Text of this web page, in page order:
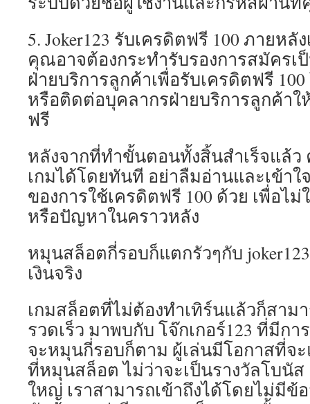
5. Joker123 รับเครดิตฟรี 100 ภายหลั
คุณอาจต้องกระทำรับรองการสมัคร
ฝ่ายบริการลูกค้าเพื่อรับเครดิตฟรี
หรือติดต่อบุคลากรฝ่ายบริการลูกค้าใ
ฟรี
หลังจากที่ทำขั้นตอนทั้งสิ้นสำเร็จแล้ว
เกมได้โดยทันที อย่าลืมอ่านและเข้า
ของการใช้เครดิตฟรี 100 ด้วย เพื่อไ
หรือปัญหาในคราวหลัง
หมุนสล็อตกี่รอบก็แตกรัวๆกับ
เงินจริง
เกมสล็อตที่ไม่ต้องทำเทิร์นแล้วก็สาม
รวดเร็ว มาพบกับ โจ๊กเกอร์123 ที่มีก
จะหมุนกี่รอบก็ตาม ผู้เล่นมีโอกาสที่จ
ที่หมุนสล็อต ไม่ว่าจะเป็นรางวัลโบนั
ใหญ่ เราสามารถเข้าถึงได้โดยไม่มี